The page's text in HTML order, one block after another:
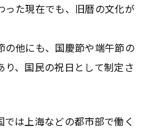
った現在でも、旧暦の文化が
他にも、国慶節や端午節の
、国民の祝日として制定さ
は上海などの都市部で働く